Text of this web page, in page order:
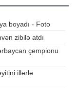
boyadı - Foto
zibilə atdı
çempionu
illərlə